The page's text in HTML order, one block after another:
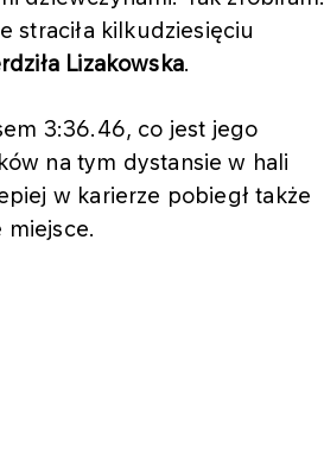
straciła kilkudziesięciu
Lizakowska.
3:36.46, co jest jego
na tym dystansie w hali
w karierze pobiegł także
miejsce.